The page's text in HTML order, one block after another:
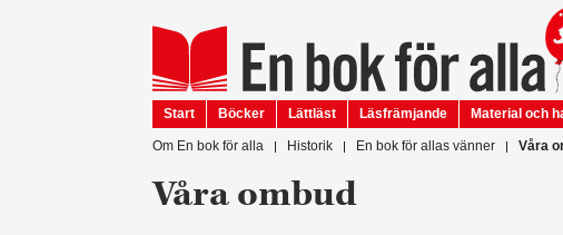
Start Böcker Lättläst Läsfrämjande Material och
Om En bok för alla Historik En bok för allas vänner Våra
Våra ombud